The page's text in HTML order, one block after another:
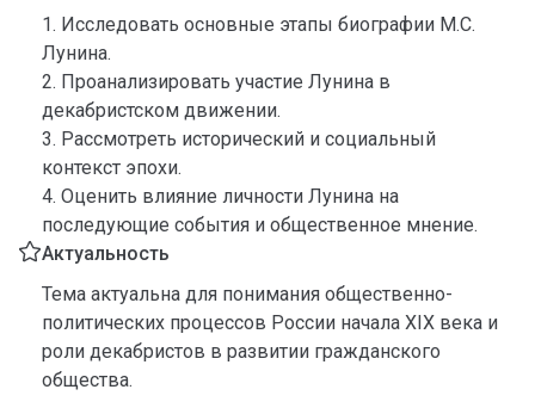
1. Исследовать основные этапы биографии М.С.
Лунина.
2. Проанализировать участие Лунина в
декабристском движении.
3. Рассмотреть исторический и социальный
контекст эпохи.
4. Оценить влияние личности Лунина на
последующие события и общественное мнение.
Актуальность
Тема актуальна для понимания общественно-
политических процессов России начала XIX века и
роли декабристов в развитии гражданского
общества.